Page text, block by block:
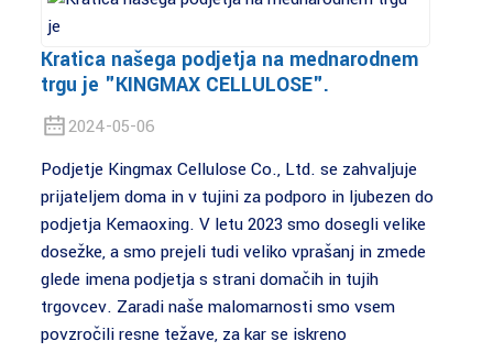
Kratica našega podjetja na mednarodnem
trgu je "KINGMAX CELLULOSE".
2024-05-06
Podjetje Kingmax Cellulose Co., Ltd. se zahvaljuje
prijateljem doma in v tujini za podporo in ljubezen do
podjetja Kemaoxing. V letu 2023 smo dosegli velike
dosežke, a smo prejeli tudi veliko vprašanj in zmede
glede imena podjetja s strani domačih in tujih
trgovcev. Zaradi naše malomarnosti smo vsem
povzročili resne težave, za kar se iskreno